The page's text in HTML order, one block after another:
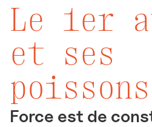
Le 1er
et ses
poissons
Force est de